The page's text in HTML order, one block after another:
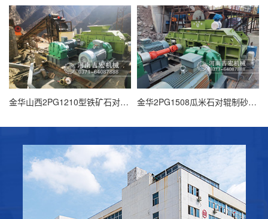
金华山西2PG1210型铁矿石对辊破碎机生产现场 金华2PG1508瓜米石对辊制砂机到达浙江横店生产现场